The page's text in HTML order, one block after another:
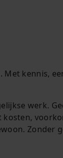
kennis,
werk.
Zonder